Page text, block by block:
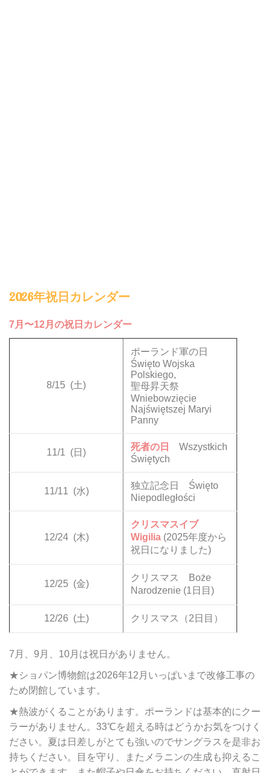
2026年祝日カレンダー
7月〜12月の祝日カレンダー
8/15 (土)
ポーランド軍の日
Święto Wojska
Polskiego,
聖母昇天祭
Wniebowzięcie
Najświętszej Maryi
Panny
11/1 (日)
死者の日
Wszystkich
Świętych
11/11 (水)
独立記念日 Święto
Niepodległości
12/24 (木)
クリスマスイブ
Wigilia (2025年度から
祝日になりました)
12/25 (金)
クリスマス Boże
Narodzenie (1日目)
12/26 (土) クリスマス（2日目）
7月、9月、10月は祝日がありません。
★ショパン博物館は2026年12月いっぱいまで改修工事の
ため閉館しています。
★熱波がくることがあります。ポーランドは基本的にクー
ラーがありません。33℃を超える時はどうかお気をつけく
ださい。夏は日差しがとても強いのでサングラスを是非お
持ちください。目を守り、またメラニンの生成も抑えるこ